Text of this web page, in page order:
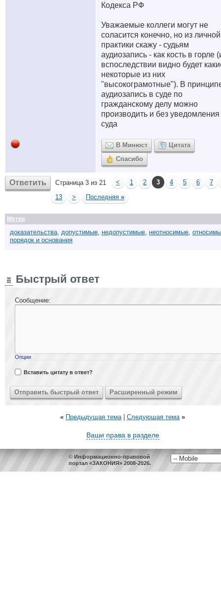
Кодекса РФ
Уважаемые коллеги могут не
соласится конечно, но из личной
практики скажу - судьям
аудиозапись - как кость в горле
вспоследствии видно будет
некоторые из них
"высокограмотные"). В
аудиозапись в суде по
гражданскому делу можно
производить и без уведомления
суда
В Минюст
Цитата
Спасибо
Ответить Страница 3 из 21 < 1 2 3 4 5 6
7
13
> Последняя »
Метки
доказательства, допустимые, недопустимые, неотносимые,
порядок и основания
Быстрый ответ
Сообщение:
Опции
Вставить цитату в ответ?
« Предыдущая тема| Следующая тема »
Ваши права в разделе
© Информационно-правовой
портал «ЗАКОНИЯ» 2008-2026.